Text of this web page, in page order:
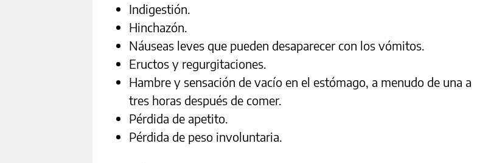
Indigestión.
Hinchazón.
Náuseas leves que pueden desaparecer con los vómitos.
Eructos y regurgitaciones.
Hambre y sensación de vacío en el estómago, a menudo de una a
tres horas después de comer.
Pérdida de apetito.
Pérdida de peso involuntaria.